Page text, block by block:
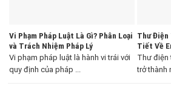
Vi Phạm Pháp Luật Là Gì? Phân Loại
và Trách Nhiệm Pháp Lý
Vi phạm pháp luật là hành vi trái với
quy định của pháp ...
Thư Điện
Tiết Về
Thư điện
trở thành